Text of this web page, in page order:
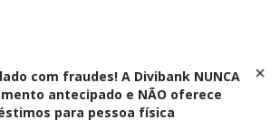
com fraudes! A Divibank NUNCA
antecipado e NÃO oferece
para pessoa física